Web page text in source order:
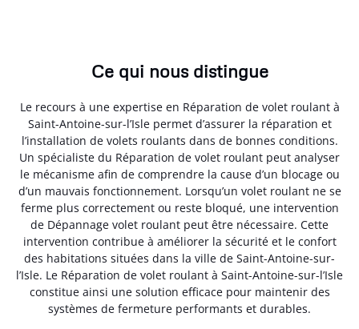
Ce qui nous distingue
Le recours à une expertise en Réparation de volet roulant à
Saint-Antoine-sur-l’Isle permet d’assurer la réparation et
l’installation de volets roulants dans de bonnes conditions.
Un spécialiste du Réparation de volet roulant peut analyser
le mécanisme afin de comprendre la cause d’un blocage ou
d’un mauvais fonctionnement. Lorsqu’un volet roulant ne se
ferme plus correctement ou reste bloqué, une intervention
de Dépannage volet roulant peut être nécessaire. Cette
intervention contribue à améliorer la sécurité et le confort
des habitations situées dans la ville de Saint-Antoine-sur-
l’Isle. Le Réparation de volet roulant à Saint-Antoine-sur-l’Isle
constitue ainsi une solution efficace pour maintenir des
systèmes de fermeture performants et durables.